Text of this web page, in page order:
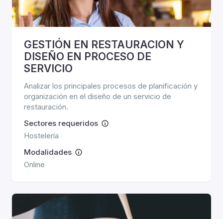
GESTIÓN EN RESTAURACION Y
DISEÑO EN PROCESO DE
SERVICIO
Analizar los principales procesos de planificación y
organización en el diseño de un servicio de
restauración.
Sectores requeridos
Hostelería
Modalidades
Online